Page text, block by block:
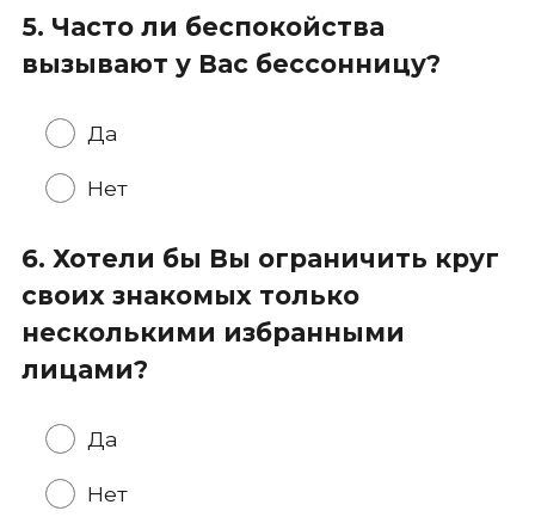
5. Часто ли беспокойства
вызывают у Вас бессонницу?
Да
Нет
6. Хотели бы Вы ограничить круг
своих знакомых только
несколькими избранными
лицами?
Да
Нет